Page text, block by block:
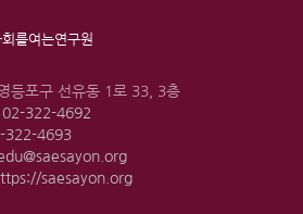
를여는연구원
등포구 선유동 1로 33, 3층
02-322-4692
322-4693
saesayon.org